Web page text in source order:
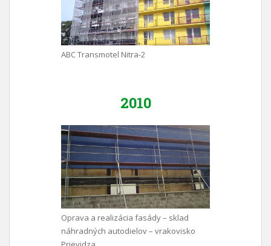
ABC Transmotel Nitra-2
2010
Oprava a realizácia fasády – sklad
náhradných autodielov – vrakovisko